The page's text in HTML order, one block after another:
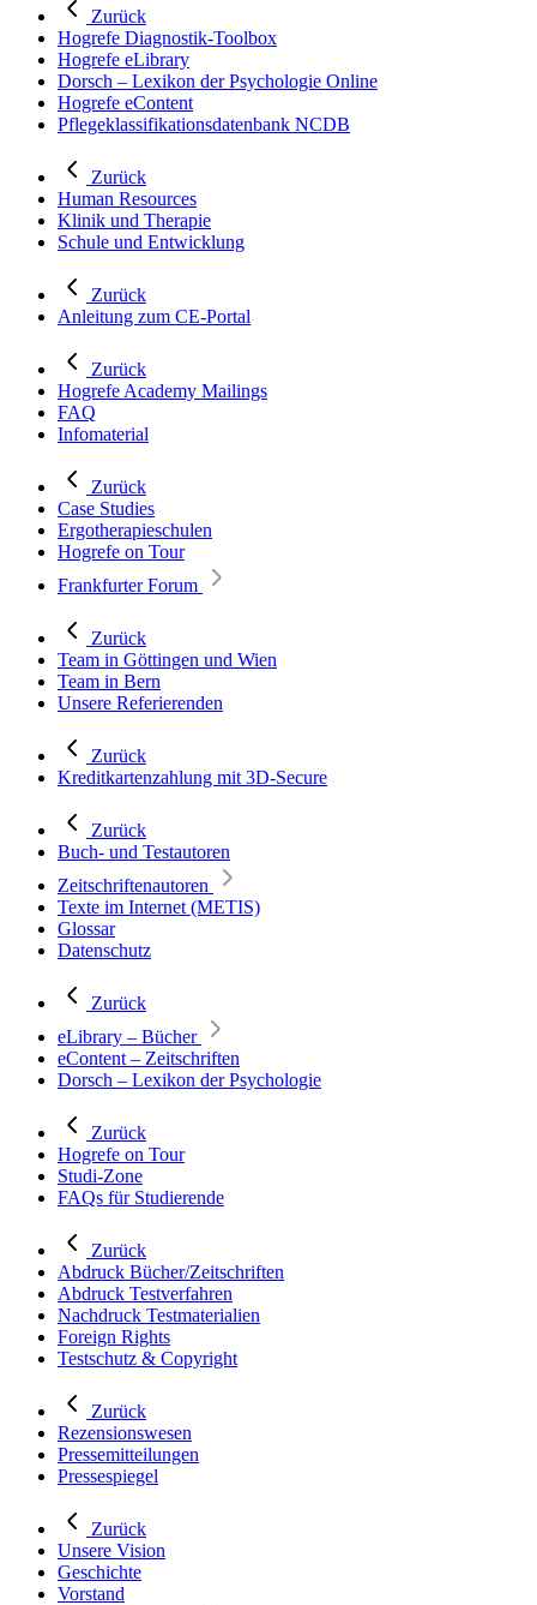
Zurück
Hogrefe Diagnostik-Toolbox
Hogrefe eLibrary
Dorsch – Lexikon der Psychologie Online
Hogrefe eContent
Pflegeklassifikationsdatenbank NCDB
Zurück
Human Resources
Klinik und Therapie
Schule und Entwicklung
Zurück
Anleitung zum CE-Portal
Zurück
Hogrefe Academy Mailings
FAQ
Infomaterial
Zurück
Case Studies
Ergotherapieschulen
Hogrefe on Tour
Frankfurter Forum
Zurück
Team in Göttingen und Wien
Team in Bern
Unsere Referierenden
Zurück
Kreditkartenzahlung mit 3D-Secure
Zurück
Buch- und Testautoren
Zeitschriftenautoren
Texte im Internet (METIS)
Glossar
Datenschutz
Zurück
eLibrary – Bücher
eContent – Zeitschriften
Dorsch – Lexikon der Psychologie
Zurück
Hogrefe on Tour
Studi-Zone
FAQs für Studierende
Zurück
Abdruck Bücher/Zeitschriften
Abdruck Testverfahren
Nachdruck Testmaterialien
Foreign Rights
Testschutz & Copyright
Zurück
Rezensionswesen
Pressemitteilungen
Pressespiegel
Zurück
Unsere Vision
Geschichte
Vorstand